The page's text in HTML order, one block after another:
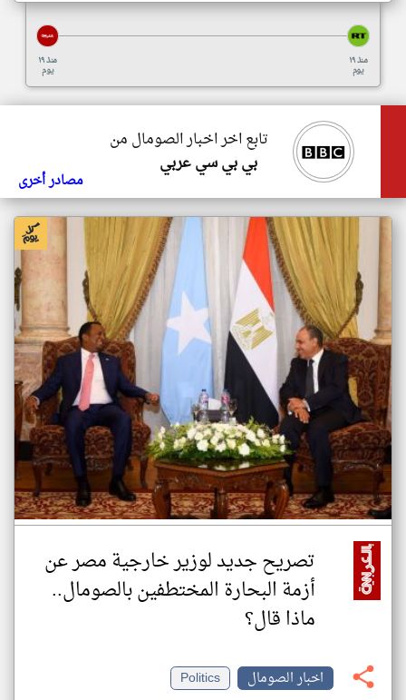
منذ ١٩
يوم
منذ ١٩
يوم
تابع اخر اخبار الصومال من
بي بي سي عربي
مصادر أخرى
تصريح جديد لوزير خارجية مصر عن
أزمة البحارة المختطفين بالصومال..
ماذا قال؟
اخبار الصومال
Politics